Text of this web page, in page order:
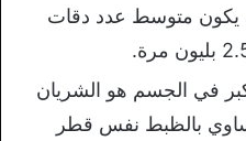
لعمر 70 سنة يكون متوسط عدد دقات
في الجسم هو الشريان
بالظبط نفس قطر